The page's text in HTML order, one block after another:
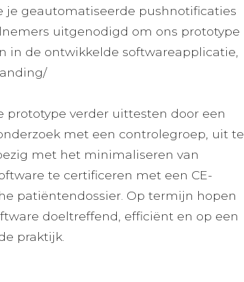
je geautomatiseerde pushnotificaties
uitgenodigd om ons prototype
in de ontwikkelde softwareapplicatie,
verder uittesten door een
met een controlegroep, uit te
met het minimaliseren van
te certificeren met een CE-
patiëntendossier. Op termijn hopen
doeltreffend, efficiënt en op een
praktijk.